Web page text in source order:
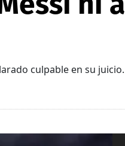
culpable en su juicio.